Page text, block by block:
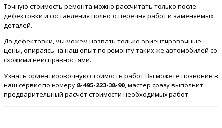
Точную стоимость ремонта можно рассчитать только после
дефектовки и составления полного перечня работ и заменяемых
деталей.
До дефектовки, мы можем назвать только ориентировочные
цены, опираясь на наш опыт по ремонту таких же автомобилей со
схожими неисправностями.
Узнать ориентировочную стоимость работ Вы можете позвонив в
наш сервис по номеру 8-495-223-38-90 , мастер сразу выполнит
предварительный расчёт стоимости необходимых работ.